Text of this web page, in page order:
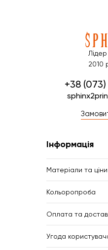
2010
+38
Інформація
Матеріали та ціни
Кольоропроба
Оплата та
Угода